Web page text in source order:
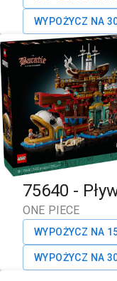
WYPOŻYCZ NA
75640 -
ONE PIECE
WYPOŻYCZ NA
WYPOŻYCZ NA